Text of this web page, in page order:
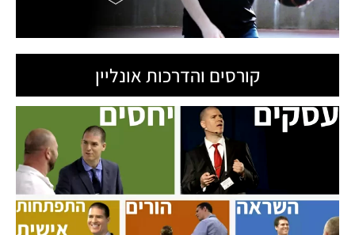
קורסים והדרכות אונליין